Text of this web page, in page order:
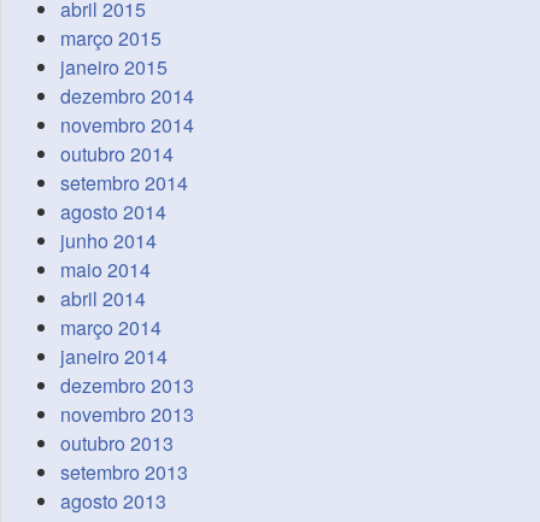
abril 2015
março 2015
janeiro 2015
dezembro 2014
novembro 2014
outubro 2014
setembro 2014
agosto 2014
junho 2014
maio 2014
abril 2014
março 2014
janeiro 2014
dezembro 2013
novembro 2013
outubro 2013
setembro 2013
agosto 2013